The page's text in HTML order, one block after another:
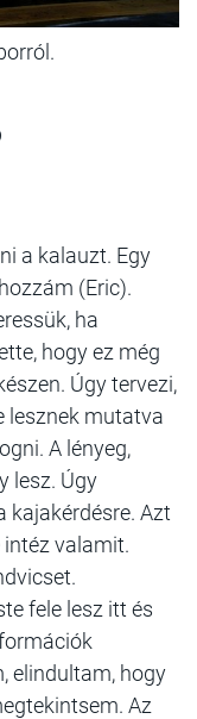
a kalauzt. Egy
(Eric).
ha
hogy ez még
Úgy tervezi,
lesznek mutatva
A lényeg,
lesz. Úgy
kajakérdésre. Azt
intéz valamit.
fele lesz itt és
elindultam, hogy
Az